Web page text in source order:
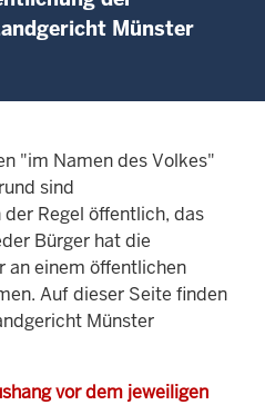
Münster
"im Namen des Volkes"
sind
Regel öffentlich, das
Bürger hat die
an einem öffentlichen
Auf dieser Seite finden
Münster
vor dem jeweiligen